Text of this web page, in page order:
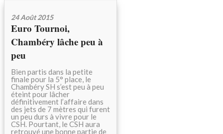
24 Août 2015
Euro Tournoi,
Chambéry lâche peu à
peu
Bien partis dans la petite
finale pour la 5° place, le
Chambéry SH s’est peu à peu
éteint pour lâcher
définitivement l’affaire dans
des jets de 7 mètres qui furent
un peu durs à vivre pour le
CSH. Pourtant, le CSH aura
retrouvé une bonne partie de